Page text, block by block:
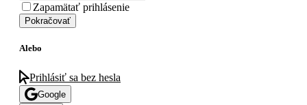
Zapamätať prihlásenie
Pokračovať
Alebo
Prihlásiť sa bez hesla
Google